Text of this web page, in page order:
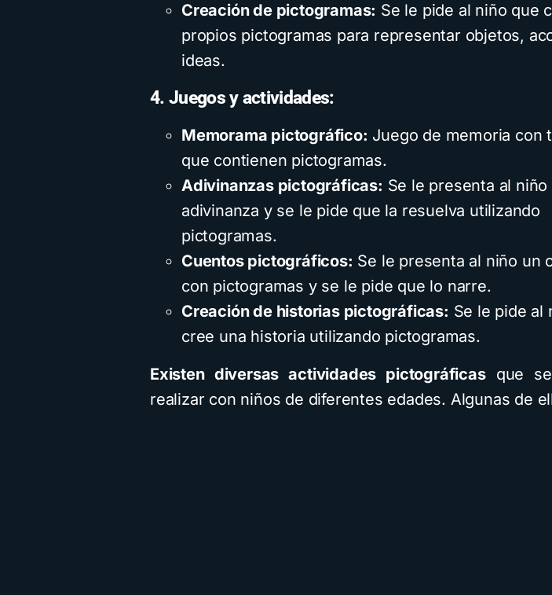
Creación de pictogramas: Se le pide al niño que
propios pictogramas para representar objetos,
ideas.
4. Juegos y actividades:
Memorama pictográfico: Juego de memoria con
que contienen pictogramas.
Adivinanzas pictográficas: Se le presenta al niño
adivinanza y se le pide que la resuelva utilizando
pictogramas.
Cuentos pictográficos: Se le presenta al niño un
con pictogramas y se le pide que lo narre.
Creación de historias pictográficas: Se le pide al
cree una historia utilizando pictogramas.
Existen diversas actividades pictográficasque se
realizar con niños de diferentes edades. Algunas de